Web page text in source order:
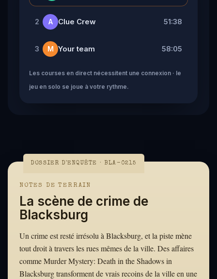
2 A Clue Crew 51:38
3 M Your team 58:05
Les courses en direct nécessitent une connexion · le
jeu en solo se joue à votre rythme.
DOSSIER D'ENQUÊTE · BLA-0215
NOTES DE TERRAIN
La scène de crime de
Blacksburg
Un crime est resté irrésolu à Blacksburg, et la piste mène
tout droit à travers les rues mêmes de la ville. Des affaires
comme Murder Mystery: Death in the Shadows in
Blacksburg transforment de vrais recoins de la ville en une